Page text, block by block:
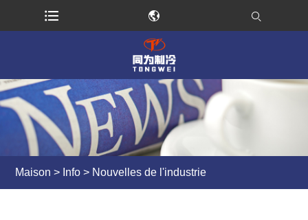
Maison > Info > Nouvelles de l'industrie